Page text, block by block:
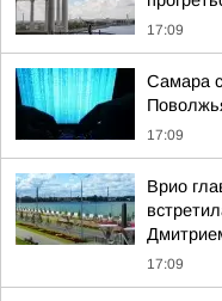
17:09
Самара
17:09
Врио
17:09